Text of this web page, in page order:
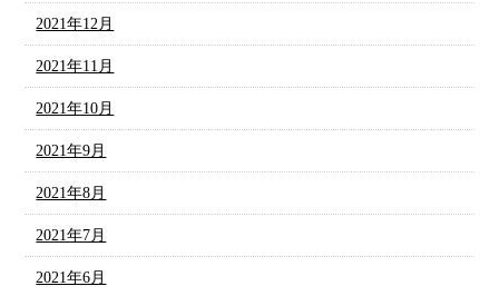
2021年12月
2021年11月
2021年10月
2021年9月
2021年8月
2021年7月
2021年6月